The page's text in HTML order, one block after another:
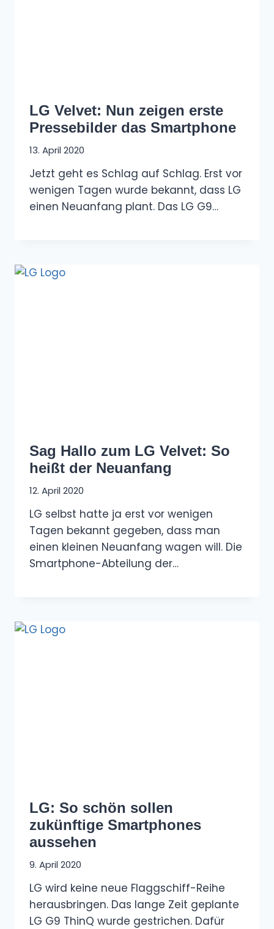
LG Velvet: Nun zeigen erste
Pressebilder das Smartphone
13. April 2020
Jetzt geht es Schlag auf Schlag. Erst vor
wenigen Tagen wurde bekannt, dass LG
einen Neuanfang plant. Das LG G9…
Sag Hallo zum LG Velvet: So
heißt der Neuanfang
12. April 2020
LG selbst hatte ja erst vor wenigen
Tagen bekannt gegeben, dass man
einen kleinen Neuanfang wagen will. Die
Smartphone-Abteilung der…
LG: So schön sollen
zukünftige Smartphones
aussehen
9. April 2020
LG wird keine neue Flaggschiff-Reihe
herausbringen. Das lange Zeit geplante
LG G9 ThinQ wurde gestrichen. Dafür